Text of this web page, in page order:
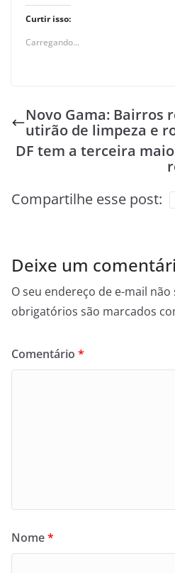
Curtir isso:
Carregando...
Novo Gama: Bairros
utirão de limpeza e
DF tem a terceira
Compartilhe esse post:
Deixe um
O seu endereço de e-mail
obrigatórios são marcados
Comentário *
Nome*